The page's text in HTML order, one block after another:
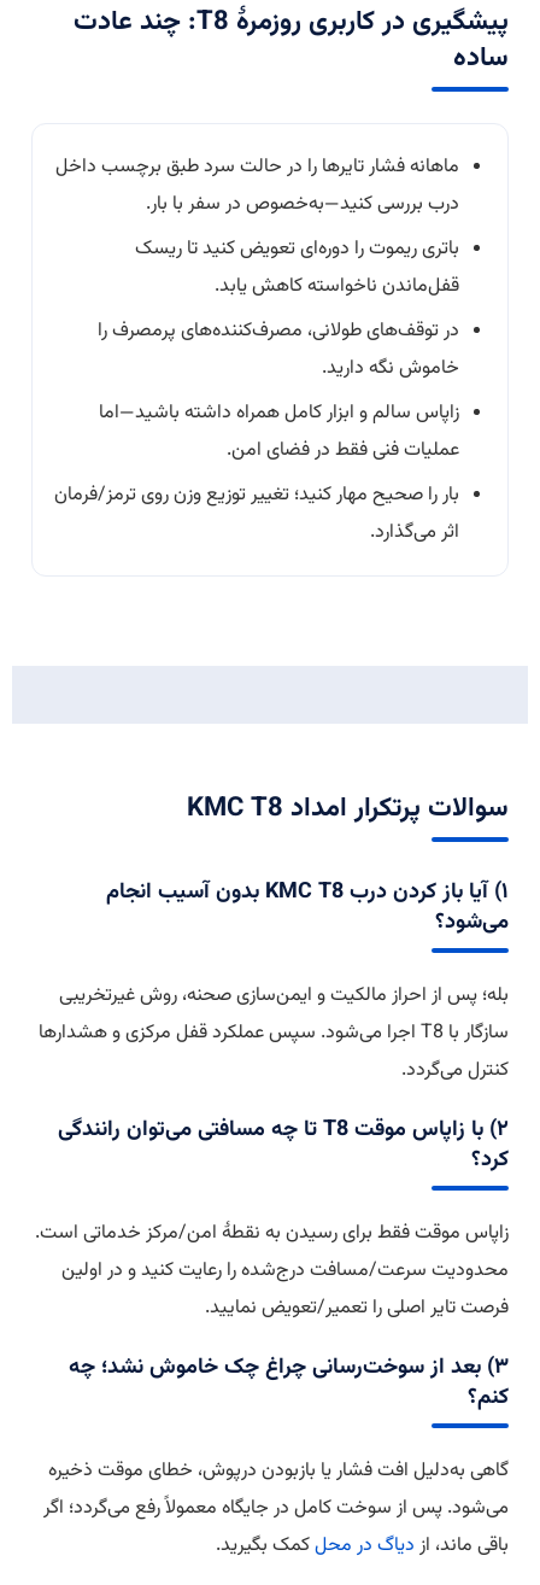
پیشگیری در کاربری روزمرهٔ T8: چند عادت
ساده
ماهانه فشار تایرها را در حالت سرد طبق برچسب داخل
درب بررسی کنید—به‌خصوص در سفر با بار.
باتری ریموت را دوره‌ای تعویض کنید تا ریسک
قفل‌ماندن ناخواسته کاهش یابد.
در توقف‌های طولانی، مصرف‌کننده‌های پرمصرف را
خاموش نگه دارید.
زاپاس سالم و ابزار کامل همراه داشته باشید—اما
عملیات فنی فقط در فضای امن.
بار را صحیح مهار کنید؛ تغییر توزیع وزن روی ترمز/فرمان
اثر می‌گذارد.
سوالات پرتکرار امداد KMC T8
۱) آیا باز کردن درب KMC T8 بدون آسیب انجام
می‌شود؟
بله؛ پس از احراز مالکیت و ایمن‌سازی صحنه، روش غیرتخریبی
سازگار با T8 اجرا می‌شود. سپس عملکرد قفل مرکزی و هشدارها
کنترل می‌گردد.
۲) با زاپاس موقت T8 تا چه مسافتی می‌توان رانندگی
کرد؟
زاپاس موقت فقط برای رسیدن به نقطهٔ امن/مرکز خدماتی است.
محدودیت سرعت/مسافت درج‌شده را رعایت کنید و در اولین
فرصت تایر اصلی را تعمیر/تعویض نمایید.
۳) بعد از سوخت‌رسانی چراغ چک خاموش نشد؛ چه
کنم؟
گاهی به‌دلیل افت فشار یا بازبودن درپوش، خطای موقت ذخیره
می‌شود. پس از سوخت کامل در جایگاه معمولاً رفع می‌گردد؛ اگر
باقی ماند، از دیاگ در محلکمک بگیرید.